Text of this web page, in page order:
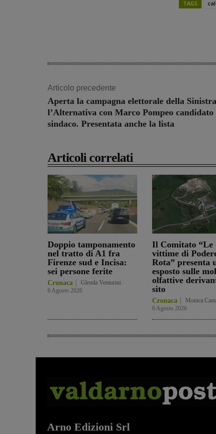
TAGS
Articolo precedente
Aperta la campagna elettorale della
l’Alternativa con Marco Pompeo candidato
sindaco. Presentata anche la lista
Articoli correlati
Doppio tamponamento
nel tratto di A1 fra
Firenze sud e Incisa:
sei persone ferite
Cronaca Glenda Venturini
6 Agosto 2026
Il Comitato “Le
vittime di
Rota” presenta
esposto sulle
olfattive
sito
Cronaca Monica
6 Agosto 2026
Arno Edizioni Srl